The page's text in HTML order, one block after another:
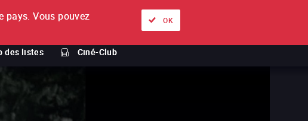
des listes Ciné-Club
À propos Nos offres
pays. Vous pouvez
OK